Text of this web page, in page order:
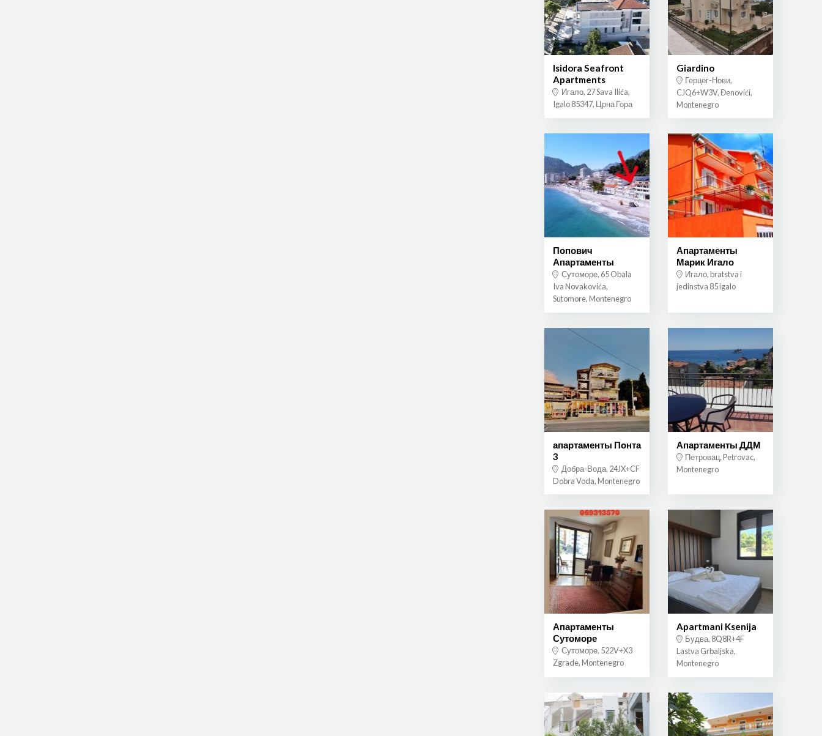
Isidora Seafront
Apartments
Игало, 27 Sava Ilića,
Igalo 85347, Црна Гора
Giardino
Герцег-Нови,
CJQ6+W3V, Đenovići,
Montenegro
Попович
Апартаменты
Сутоморе, 65 Obala
Iva Novakovića,
Sutomore, Montenegro
Апартаменты
Марик Игало
Игало, bratstva i
jedinstva 85 igalo
апартаменты Понта
3
Добра-Вода, 24JX+CF
Dobra Voda, Montenegro
Апартаменты ДДМ
Петровац, Petrovac,
Montenegro
Апартаменты
Сутоморе
Сутоморе, 522V+X3
Zgrade, Montenegro
Apartmani Ksenija
Будва, 8Q8R+4F
Lastva Grbaljska,
Montenegro